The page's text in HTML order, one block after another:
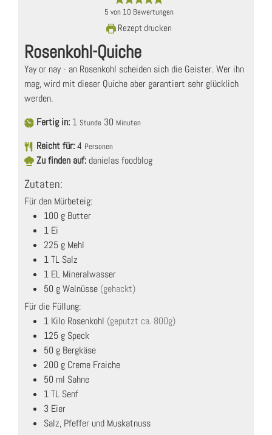
5 von 10 Bewertungen
Rezept drucken
Rosenkohl-Quiche
Yay or nay - an Rosenkohl scheiden sich die Geister. Wer ihn
mag, wird mit dieser Quiche aber garantiert sehr glücklich
werden.
Fertig in: 1 Stunde 30 Minuten
Reicht für:4 Personen
Zu finden auf: danielas foodblog
Zutaten:
Für den Mürbeteig:
100 g Butter
1 Ei
225 g Mehl
1TL Salz
1 EL Mineralwasser
50 gWalnüsse (gehackt)
Für die Füllung:
1 Kilo Rosenkohl (geputzt ca. 800g)
125 g Speck
50 g Bergkäse
200 g Creme Fraiche
50 ml Sahne
1TL Senf
3 Eier
Salz, Pfeffer und Muskatnuss